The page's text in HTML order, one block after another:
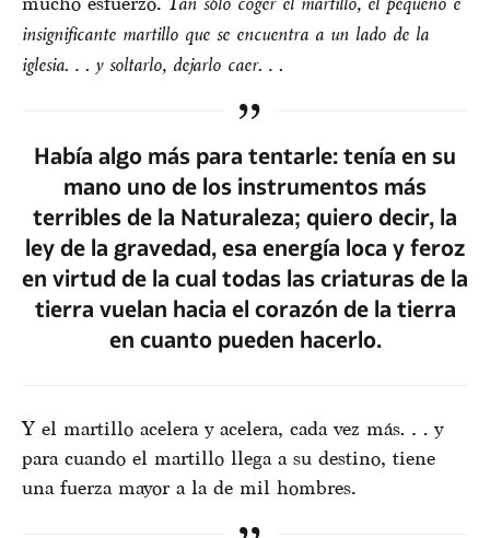
insignificante martillo que se encuentra a un lado de la
iglesia… y soltarlo, dejarlo caer…
Había algo más para tentarle: tenía en su
mano uno de los instrumentos más
terribles de la Naturaleza; quiero decir, la
ley de la gravedad, esa energía loca y feroz
en virtud de la cual todas las criaturas de la
tierra vuelan hacia el corazón de la tierra
en cuanto pueden hacerlo.
Y el martillo acelera y acelera, cada vez más… y
para cuando el martillo llega a su destino, tiene
una fuerza mayor a la de mil hombres.